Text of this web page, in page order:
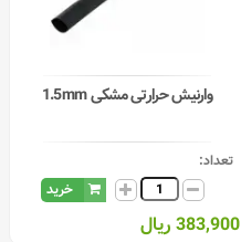
وارنیش حرارتی مشکی 1.5mm
تعداد:
خرید
383,900 ریال